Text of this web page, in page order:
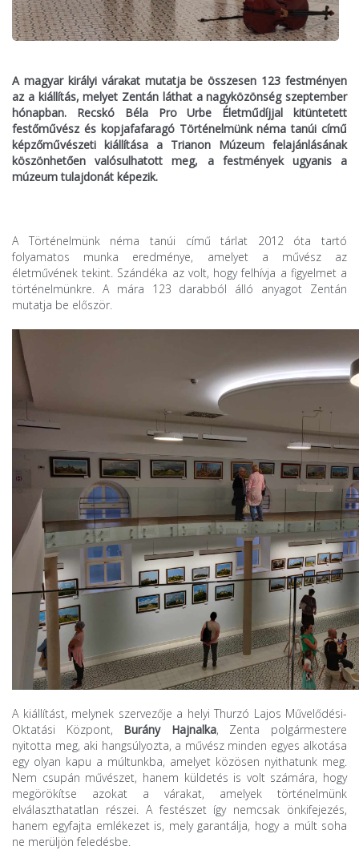
A magyar királyi várakat mutatja be összesen 123 festményen
az a kiállítás, melyet Zentán láthat a nagyközönség szeptember
hónapban. Recskó Béla Pro Urbe Életműdíjjal kitüntetett
festőművész és kopjafafaragó Történelmünk néma tanúi című
képzőművészeti kiállítása a Trianon Múzeum felajánlásának
köszönhetően valósulhatott meg, a festmények ugyanis a
múzeum tulajdonát képezik.
A Történelmünk néma tanúi című tárlat 2012 óta tartó
folyamatos munka eredménye, amelyet a művész az
életművének tekint. Szándéka az volt, hogy felhívja a figyelmet a
történelmünkre. A mára 123 darabból álló anyagot Zentán
mutatja be először.
A kiállítást, melynek szervezője a helyi Thurzó Lajos Művelődési-
Oktatási Központ, Burány Hajnalka, Zenta polgármestere
nyitotta meg, aki hangsúlyozta, a művész minden egyes alkotása
egy olyan kapu a múltunkba, amelyet közösen nyithatunk meg.
Nem csupán művészet, hanem küldetés is volt számára, hogy
megörökítse azokat a várakat, amelyek történelmünk
elválaszthatatlan részei. A festészet így nemcsak önkifejezés,
hanem egyfajta emlékezet is, mely garantálja, hogy a múlt soha
ne merüljön feledésbe.